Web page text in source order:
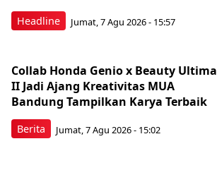
Headline Jumat, 7 Agu 2026 - 15:57
Berita
Collab Honda Genio x Beauty Ultima
II Jadi Ajang Kreativitas MUA
Bandung Tampilkan Karya Terbaik
Jumat, 7 Agu 2026 - 15:02